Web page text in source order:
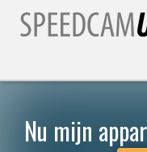
Nu mijn